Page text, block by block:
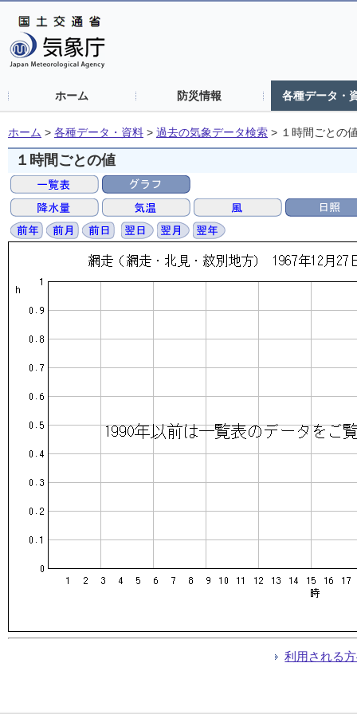
ホーム 防災情報 各種データ・
ホーム > 各種データ・資料 > 過去の気象データ検索 > １時間ごとの
１時間ごとの値
利用される